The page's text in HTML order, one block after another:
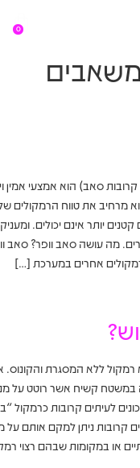
0
משאבים
סאב) הוא אמצעי אמין
מרחיב את טווח הרמקולים
יותר אינם יכולים.
מה עושה סאב וופר? סאב
אחרים במערכת […]
רמקול ללא המסגרת והקונוס.
קשיח אשר רוטט על מנת
לעיתים קרובות כרמקול
קרובות ניתן למקם אותם
או במקומות שבהם רצוי